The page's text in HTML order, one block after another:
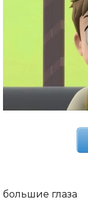
большие глаза